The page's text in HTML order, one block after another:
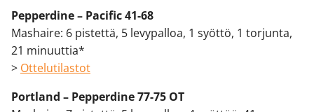
Pepperdine – Pacific 41-68
Mashaire: 6 pistettä, 5 levypalloa, 1 syöttö, 1 torjunta,
21 minuuttia*
> Ottelutilastot
Portland – Pepperdine 77-75 OT